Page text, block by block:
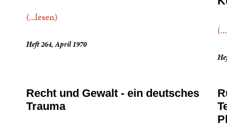
(...lesen)
Heft 264, April 1970
Recht und Gewalt - ein deutsches
Trauma